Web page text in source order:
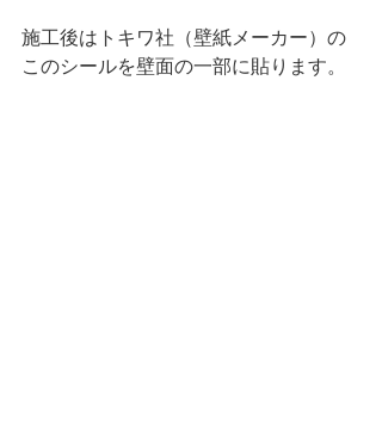
施工後はトキワ社（壁紙メーカー）の
このシールを壁面の一部に貼ります。